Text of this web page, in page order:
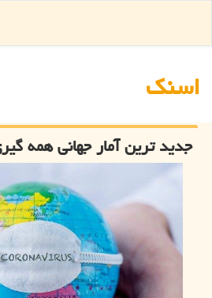
اسنك
جدید ترین آمار جهانی همه